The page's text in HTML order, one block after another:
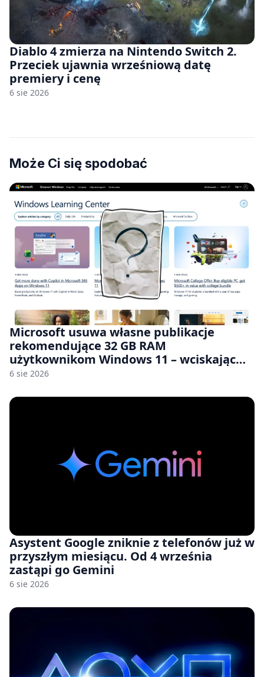
Diablo 4 zmierza na Nintendo Switch 2.
Przeciek ujawnia wrześniową datę
premiery i cenę
6 sie 2026
Może Ci się spodobać
Microsoft usuwa własne publikacje
rekomendujące 32 GB RAM
użytkownikom Windows 11 – wciskając
nam przy tym komputery z 8 GB RAM po
6 sie 2026
Asystent Google zniknie z telefonów już w
przyszłym miesiącu. Od 4 września
zastąpi go Gemini
6 sie 2026